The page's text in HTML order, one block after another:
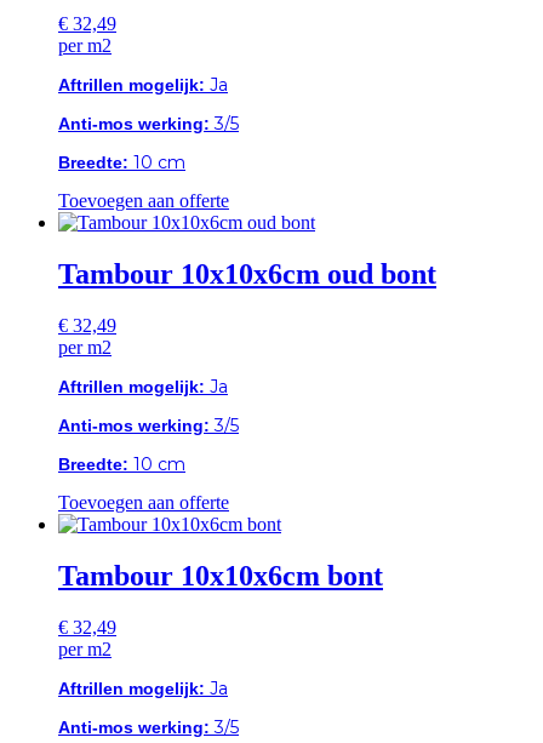
€ 32,49
per m2
Aftrillen mogelijk: Ja
Anti-mos werking: 3/5
Breedte: 10 cm
Toevoegen aan offerte
Tambour 10x10x6cm oud bont
€ 32,49
per m2
Aftrillen mogelijk: Ja
Anti-mos werking: 3/5
Breedte: 10 cm
Toevoegen aan offerte
Tambour 10x10x6cm bont
€ 32,49
per m2
Aftrillen mogelijk: Ja
Anti-mos werking: 3/5